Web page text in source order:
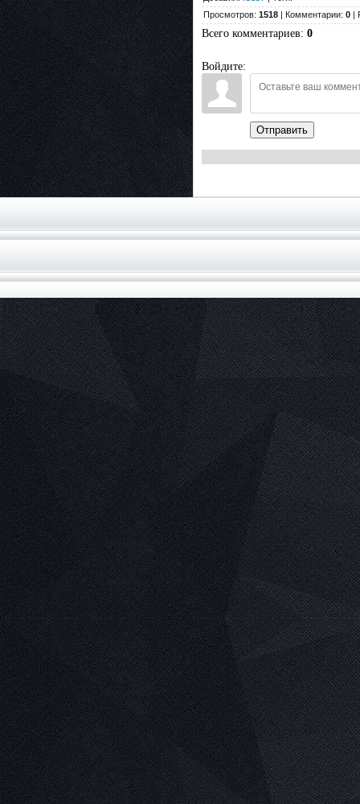
Просмотров: 1518 | Комментарии: 0 |
Всего комментариев: 0
Войдите:
Отправить